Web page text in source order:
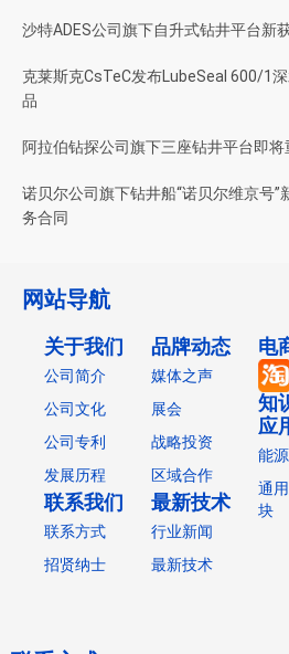
沙特ADES公司旗下自升式钻井平台新
克莱斯克CsTeC发布LubeSeal 600/1
品
阿拉伯钻探公司旗下三座钻井平台即将
诺贝尔公司旗下钻井船“诺贝尔维京号”
务合同
网站导航
关于我们
公司简介
公司文化
公司专利
发展历程
联系我们
联系方式
招贤纳士
品牌动态
媒体之声
展会
战略投资
区域合作
最新技术
行业新闻
最新技术
电
知
应
能
通
块